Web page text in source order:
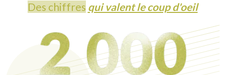
Des chiffres qui valent le coup d'oeil